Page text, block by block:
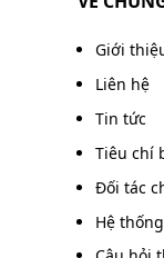
Giới
Liên hệ
Tin tức
Tiêu chí
Đối tác
Hệ